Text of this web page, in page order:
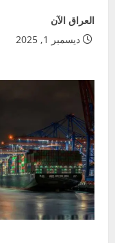
العراق الآن
ديسمبر 1, 2025